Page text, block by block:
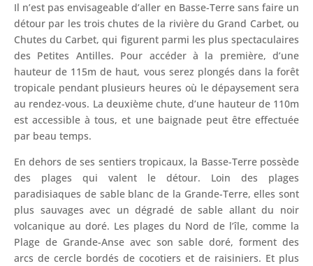
Il n’est pas envisageable d’aller en Basse-Terre sans faire un
détour par les trois chutes de la rivière du Grand Carbet, ou
Chutes du Carbet, qui figurent parmi les plus spectaculaires
des Petites Antilles. Pour accéder à la première, d’une
hauteur de 115m de haut, vous serez plongés dans la forêt
tropicale pendant plusieurs heures où le dépaysement sera
au rendez-vous. La deuxième chute, d’une hauteur de 110m
est accessible à tous, et une baignade peut être effectuée
par beau temps.
En dehors de ses sentiers tropicaux, la Basse-Terre possède
des plages qui valent le détour. Loin des plages
paradisiaques de sable blanc de la Grande-Terre, elles sont
plus sauvages avec un dégradé de sable allant du noir
volcanique au doré. Les plages du Nord de l’île, comme la
Plage de Grande-Anse avec son sable doré, forment des
arcs de cercle bordés de cocotiers et de raisiniers. Et plus